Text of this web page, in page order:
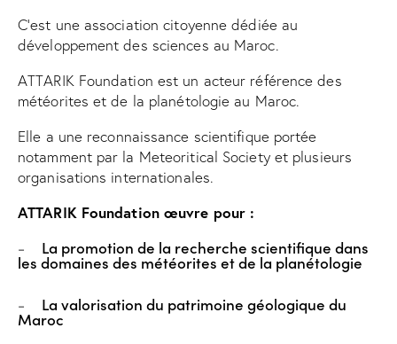
C’est une association citoyenne dédiée au
développement des sciences au Maroc.
ATTARIK Foundation est un acteur référence des
météorites et de la planétologie au Maroc.
Elle a une reconnaissance scientifique portée
notamment par la Meteoritical Society et plusieurs
organisations internationales.
ATTARIK Foundation œuvre pour :
- La promotion de la recherche scientifique dans
les domaines des météorites et de la planétologie
-
La valorisation du patrimoine géologique du
Maroc